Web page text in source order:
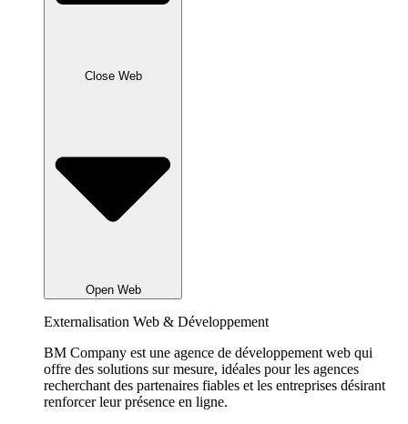
Close Web
Open Web
Externalisation Web & Développement
BM Company est une agence de développement web qui
offre des solutions sur mesure, idéales pour les agences
recherchant des partenaires fiables et les entreprises désirant
renforcer leur présence en ligne.